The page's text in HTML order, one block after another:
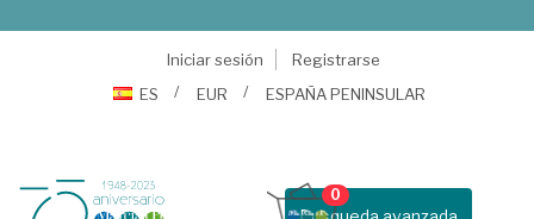
Iniciar sesión
Registrarse
ES
EUR ESPAÑA PENINSULAR
0